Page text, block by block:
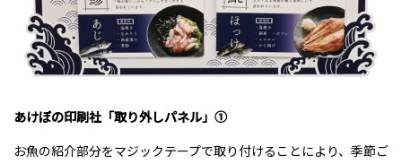
あけぼの印刷社「取り外しパネル」①
お魚の紹介部分をマジックテープで取り付けることにより、季節ご